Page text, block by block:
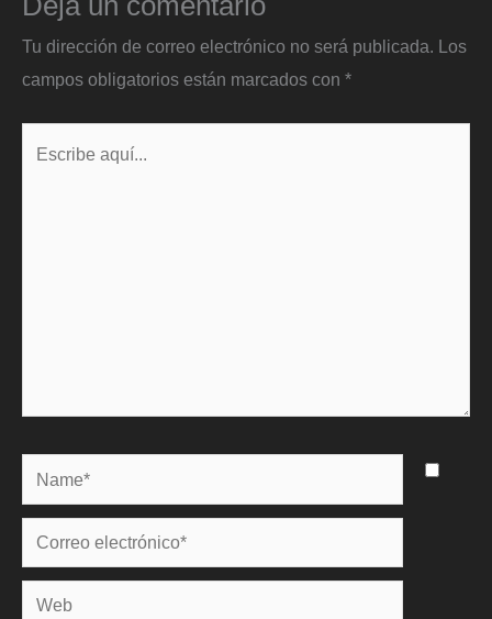
Tu dirección de correo electrónico no será publicada.
Los
campos obligatorios están marcados con *
Name*
Correo
electrónico*
Web